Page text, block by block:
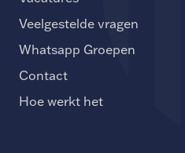
Veelgestelde vragen
Whatsapp Groepen
Contact
Hoe werkt het